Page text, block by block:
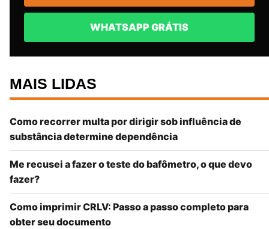
WHATSAPP GRÁTIS
MAIS LIDAS
Como recorrer multa por dirigir sob influência de
substância determine dependência
Me recusei a fazer o teste do bafômetro, o que devo
fazer?
Como imprimir CRLV: Passo a passo completo para
obter seu documento